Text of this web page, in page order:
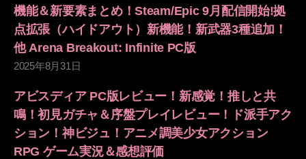
機能＆新要素まとめ！Steam/Epic 9月配信開始!拠
点拡張（ハイドアウト）新機能！新武器3種追加！
他 Arena Breakout: Infinite PC版
2025年8月31日
アビスディア PC版レビュー！新感覚！推しと共
鳴！初見ガチャ＆序盤プレイレビュー！ド派手アク
ション！神ビジュ！アニメ調美少女アクション
RPG ゲーム実況＆感想評価